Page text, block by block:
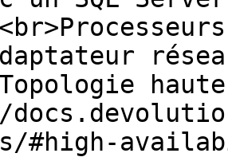
#high-